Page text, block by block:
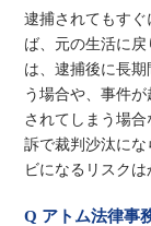
逮捕されてもす
ば、元の生活に
は、逮捕後に長
う場合や、事件
されてしまう場
訴で裁判沙汰に
ビになるリスクは
Q アトム法律事